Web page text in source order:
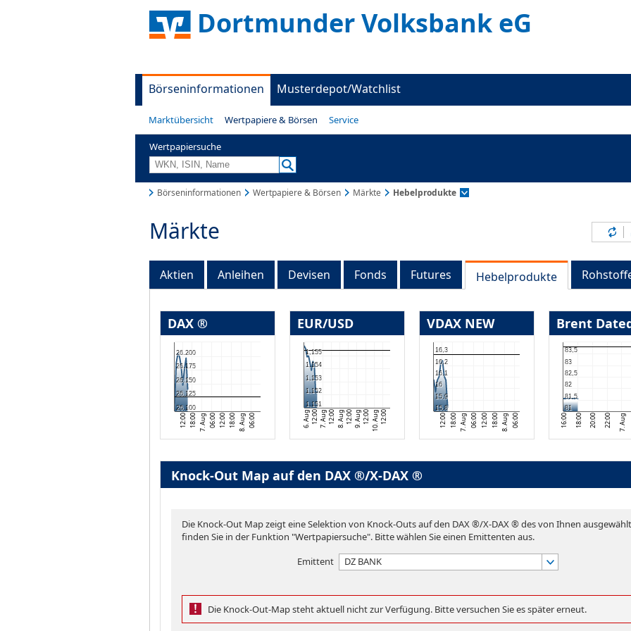
Dortmunder Volksbank eG
Börseninformationen Musterdepot/Watchlist
Marktübersicht Wertpapiere & Börsen Service
Wertpapiersuche
Börseninformationen Wertpapiere & Börsen Märkte Hebelprodukte
Märkte
Aktien Anleihen Devisen Fonds Futures Hebelprodukte
DAX ®
12:00 18:00 7. Aug 06:00 12:00 18:00 8. Aug 06:00
26.100
26.125
26.150
26.175
26.200
EUR/USD
6. Aug12:00 7. Aug12:00 8. Aug12:00 9. Aug12:00 10. Aug12:00
1,151
1,152
1,153
1,154
1,155
VDAX NEW
12:00 18:00 7. Aug 06:00 12:00 18:00 8. Aug 06:00
15,8
15,9
16
16,1
16,2
16,3
Brent
16:00 18:00 20:00 22:00 7. Aug
81
81,5
82
82,5
83
83,5
Knock-Out Map auf den DAX ®/X-DAX ®
Die Knock-Out Map zeigt eine Selektion von Knock-Outs auf den DAX ®/X-DAX ® des von Ihnen
finden Sie in der Funktion "Wertpapiersuche". Bitte wählen Sie einen Emittenten aus.
Emittent
DZ BANK
Die Knock-Out-Map steht aktuell nicht zur Verfügung. Bitte versuchen Sie es später erneut.